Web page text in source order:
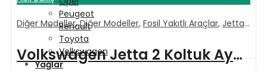
Peugeot
Renault
Toyota
Volkswagen
Yağlar
Diğer Modeller,Diğer Modeller, Fosil Yakıtlı Araçlar, Jetta,
Volkswagen Jetta 2 Koltuk Ayar Kolu 1984 ile 1993 Arası